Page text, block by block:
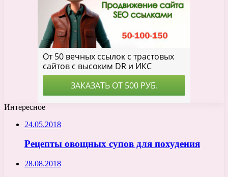
Интересное
24.05.2018
Рецепты овощных супов для похудения
28.08.2018